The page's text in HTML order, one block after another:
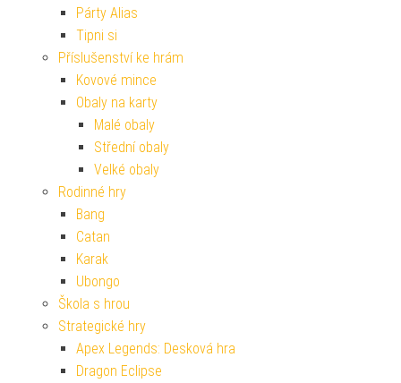
Párty Alias
Tipni si
Příslušenství ke hrám
Kovové mince
Obaly na karty
Malé obaly
Střední obaly
Velké obaly
Rodinné hry
Bang
Catan
Karak
Ubongo
Škola s hrou
Strategické hry
Apex Legends: Desková hra
Dragon Eclipse